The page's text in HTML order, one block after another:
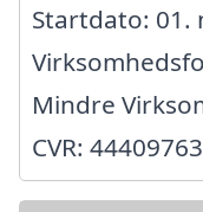
Startdato: 01.
Mindre
CVR: 44409763